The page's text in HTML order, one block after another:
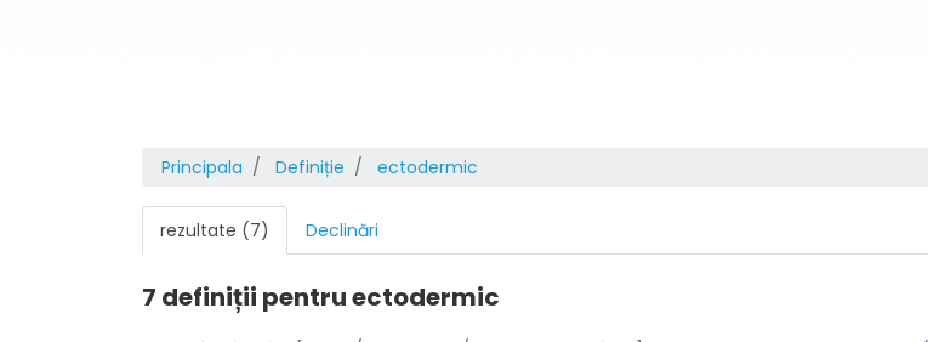
Principala Definiție ectodermic
rezultate (7) Declinări
7 definiții pentruectodermic